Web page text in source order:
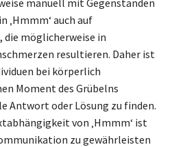
‚Hmmm‘ auch auf
die möglicherweise in
resultieren. Daher ist
bei körperlich
Moment des Grübelns
Antwort oder Lösung zu finden.
von ‚Hmmm‘ ist
zu gewährleisten